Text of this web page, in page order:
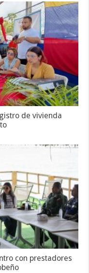
de vivienda
con prestadores